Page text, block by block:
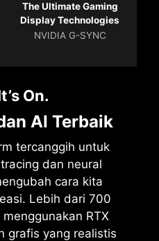
The Ultimate Gaming
Display Technologies
NVIDIA G-SYNC
On.
AI Terbaik
tercanggih untuk
dan neural
cara kita
Lebih dari 700
RTX
grafis yang realistis